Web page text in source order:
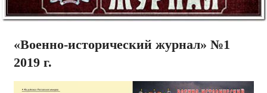
«Военно-исторический журнал» №1
2019 г.